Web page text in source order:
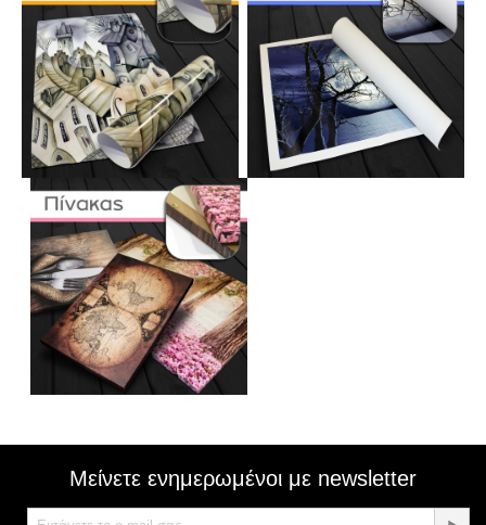
Μείνετε ενημερωμένοι με newsletter